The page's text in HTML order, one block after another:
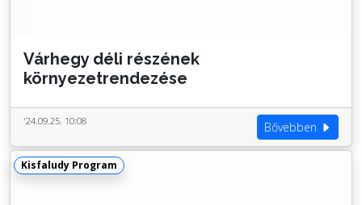
Várhegy déli részének
környezetrendezése
'24.09.25. 10:08 Bővebben
Kisfaludy Program